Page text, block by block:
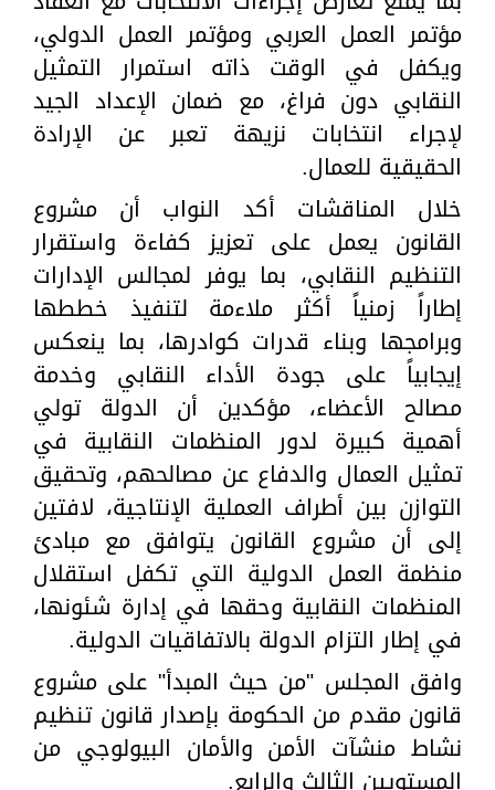
مؤتمر العمل العربي ومؤتمر العمل الدولي،
ويكفل في الوقت ذاته استمرار التمثيل
النقابي دون فراغ، مع ضمان الإعداد الجيد
لإجراء انتخابات نزيهة تعبر عن الإرادة
الحقيقية للعمال.
خلال المناقشات أكد النواب أن مشروع
القانون يعمل على تعزيز كفاءة واستقرار
التنظيم النقابي، بما يوفر لمجالس الإدارات
إطاراً زمنياً أكثر ملاءمة لتنفيذ خططها
وبرامجها وبناء قدرات كوادرها، بما ينعكس
إيجابياً على جودة الأداء النقابي وخدمة
مصالح الأعضاء، مؤكدين أن الدولة تولي
أهمية كبيرة لدور المنظمات النقابية في
تمثيل العمال والدفاع عن مصالحهم، وتحقيق
التوازن بين أطراف العملية الإنتاجية، لافتين
إلى أن مشروع القانون يتوافق مع مبادئ
منظمة العمل الدولية التي تكفل استقلال
المنظمات النقابية وحقها في إدارة شئونها،
في إطار التزام الدولة بالاتفاقيات الدولية.
وافق المجلس "من حيث المبدأ" على مشروع
قانون مقدم من الحكومة بإصدار قانون تنظيم
نشاط منشآت الأمن والأمان البيولوجي من
المستويين الثالث والرابع.